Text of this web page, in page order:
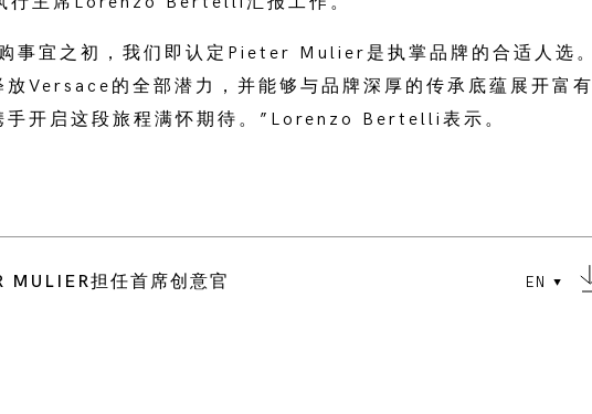
事宜之初，我们即认定Pieter Mulier是执掌品牌的合适人选。
放Versace的全部潜力，并能够与品牌深厚的传承底蕴展开富有
手开启这段旅程满怀期待。”Lorenzo Bertelli表示。
MULIER担任首席创意官 EN